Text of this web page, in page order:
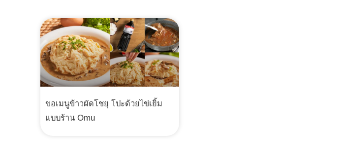
ขอเมนูข้าวผัดโชยุ โปะด้วยไข่เยิ้ม
แบบร้าน Omu